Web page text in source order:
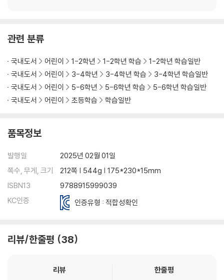
관련 분류
국내도서 어린이 1-2학년 1-2학년 학습
1-2학년 학습일반
국내도서
어린이 3-4학년 3-4학년 학습
3-4학년 학습일반
국내도서
어린이 5-6학년 5-6학년 학습
5-6학년 학습일반
국내도서
어린이 초등학습 학습일반
품목정보
발행일
2025년 02월 01일
쪽수, 무게, 크기
212쪽 | 544g | 175*230*15mm
ISBN13
9788915999039
KC인증
인증유형 : 적합성확인
리뷰/한줄평 38
리뷰 한줄평